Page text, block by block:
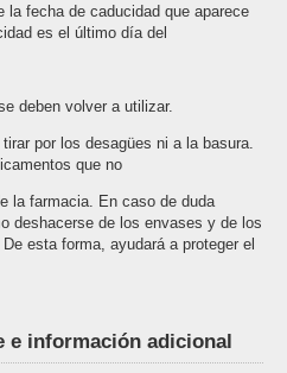
la fecha de caducidad que aparece
es el último día del
deben volver a utilizar.
por los desagües ni a la basura.
que no
la farmacia. En caso de duda
deshacerse de los envases y de los
esta forma, ayudará a proteger el
e información adicional